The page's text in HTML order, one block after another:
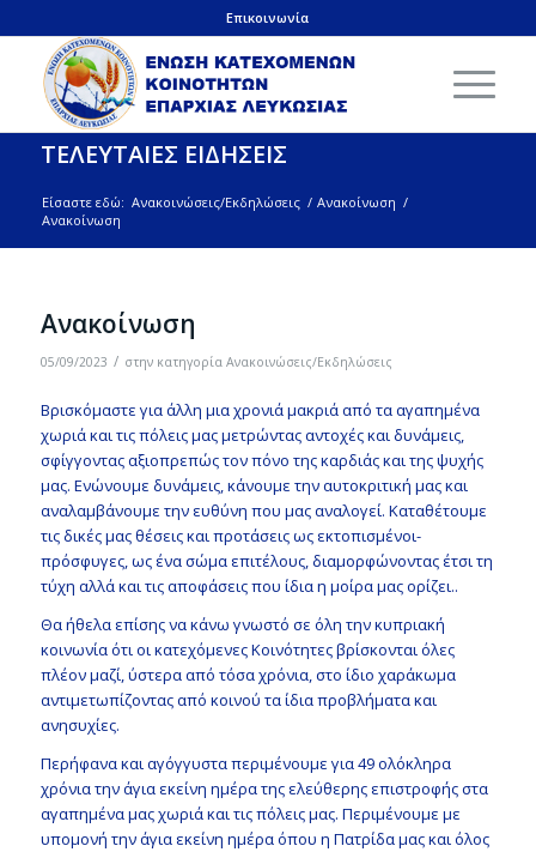
Επικοινωνία
ΤΕΛΕΥΤΑΙΕΣ ΕΙΔΗΣΕΙΣ
Είσαστε εδώ: Ανακοινώσεις/Εκδηλώσεις / Ανακοίνωση /
Ανακοίνωση
Ανακοίνωση
05/09/2023 / στην κατηγορία Ανακοινώσεις/Εκδηλώσεις
Βρισκόμαστε για άλλη μια χρονιά μακριά από τα αγαπημένα
χωριά και τις πόλεις μας μετρώντας αντοχές και δυνάμεις,
σφίγγοντας αξιοπρεπώς τον πόνο της καρδιάς και της ψυχής
μας. Ενώνουμε δυνάμεις, κάνουμε την αυτοκριτική μας και
αναλαμβάνουμε την ευθύνη που μας αναλογεί. Καταθέτουμε
τις δικές μας θέσεις και προτάσεις ως εκτοπισμένοι-
πρόσφυγες, ως ένα σώμα επιτέλους, διαμορφώνοντας έτσι τη
τύχη αλλά και τις αποφάσεις που ίδια η μοίρα μας ορίζει..
Θα ήθελα επίσης να κάνω γνωστό σε όλη την κυπριακή
κοινωνία ότι οι κατεχόμενες Κοινότητες βρίσκονται όλες
πλέον μαζί, ύστερα από τόσα χρόνια, στο ίδιο χαράκωμα
αντιμετωπίζοντας από κοινού τα ίδια προβλήματα και
ανησυχίες.
Περήφανα και αγόγγυστα περιμένουμε για 49 ολόκληρα
χρόνια την άγια εκείνη ημέρα της ελεύθερης επιστροφής στα
αγαπημένα μας χωριά και τις πόλεις μας. Περιμένουμε με
υπομονή την άγια εκείνη ημέρα όπου η Πατρίδα μας και όλος